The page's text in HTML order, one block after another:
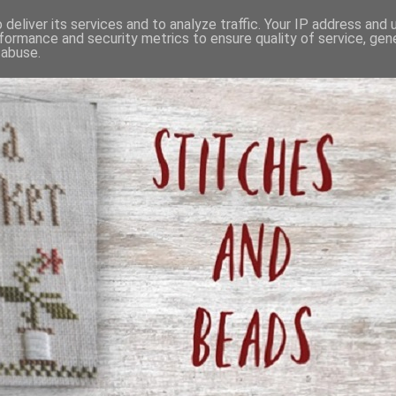
its services and to analyze traffic. Your IP address and
and security metrics to ensure quality of service,